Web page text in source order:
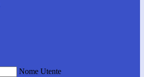
Nome Utente